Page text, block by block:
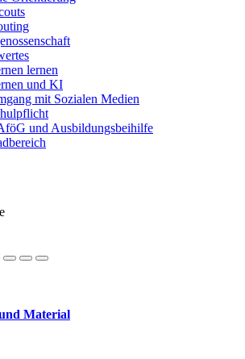
lernen
und KI
mit Sozialen Medien
und Ausbildungsbeihilfe
Material